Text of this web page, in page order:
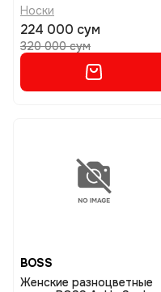
Носки
224 000 сум
320 000 сум
BOSS
Женские разноцветные